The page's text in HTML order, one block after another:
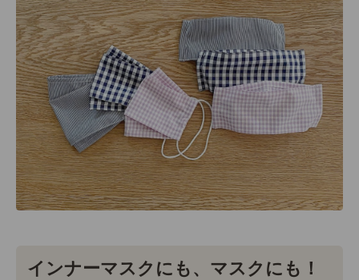
インナーマスクにも、マスクにも！